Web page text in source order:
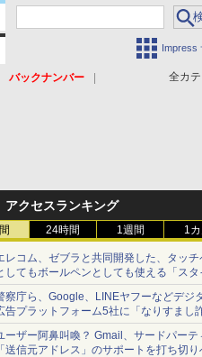
Impress
全カテ
バックナンバー
アクセスランキング
24時間 1週間 1カ
レコム、ゼブラと共同開発した、タッチ
してもボールペンとしても使える「スタ
ツーウェイ」発売 iPadにも紙にも、持
ずに書き込める
察庁ら、Google、LINEヤフーなどデジ
告プラットフォーム5社に「なりすまし
告」対策強化を要請 著名人の写真や映
った投資詐欺などへの対策として
ーザー阿鼻叫喚？ Gmail、サードパーテ
「送信元アドレス」のサポートを打ち切り